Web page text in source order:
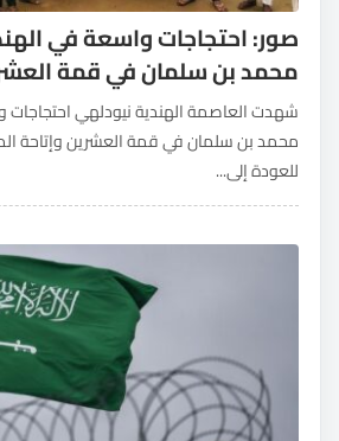
صور: احتجاجات واسعة في
محمد بن سلمان في قمة
شهدت العاصمة الهندية نيودلهي
محمد بن سلمان في قمة العشرين وإتاحة
للعودة إلى...